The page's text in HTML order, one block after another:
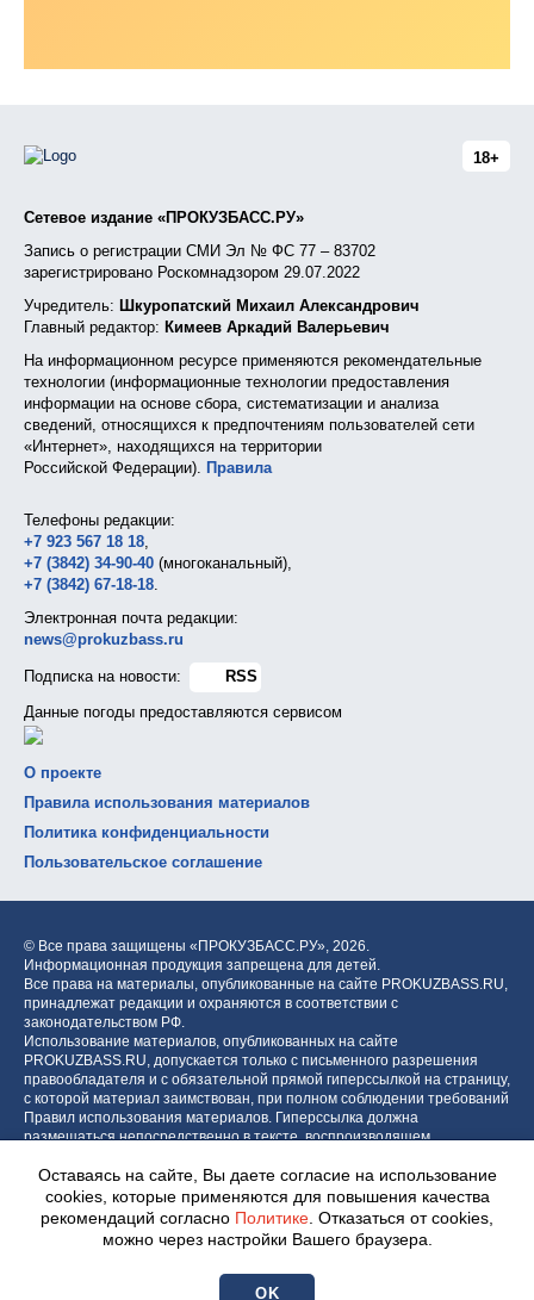
18+
Сетевое издание «ПРОКУЗБАСС.РУ»
Запись о регистрации СМИ Эл № ФС 77 – 83702
зарегистрировано Роскомнадзором 29.07.2022
Учредитель: Шкуропатский Михаил Александрович
Главный редактор: Кимеев Аркадий Валерьевич
На информационном ресурсе применяются рекомендательные
технологии (информационные технологии предоставления
информации на основе сбора, систематизации и анализа
сведений, относящихся к предпочтениям пользователей сети
«Интернет», находящихся на территории
Российской Федерации).
Правила
Телефоны редакции:
+7 923 567 18 18
+7 (3842) 34-90-40 (многоканальный),
+7 (3842) 67-18-18
Электронная почта редакции:
news@prokuzbass.ru
Подписка на новости:
RSS
Данные погоды предоставляются сервисом
О проекте
Правила использования материалов
Политика конфиденциальности
Пользовательское соглашение
© Все права защищены «ПРОКУЗБАСС.РУ», 2026.
Информационная продукция запрещена для детей.
Все права на материалы, опубликованные на сайте PROKUZBASS.RU,
принадлежат редакции и охраняются в соответствии с
законодательством РФ.
Использование материалов, опубликованных на сайте
PROKUZBASS.RU, допускается только с письменного разрешения
правообладателя и с обязательной прямой гиперссылкой на страницу,
с которой материал заимствован, при полном соблюдении требований
Правил использования материалов. Гиперссылка должна
размещаться непосредственно в тексте, воспроизводящем
блока.
Центр интернет-проектов «МОЁ!»
Оставаясь на сайте, Вы даете согласие на использование
cookies, которые применяются для повышения качества
рекомендаций согласно Политике . Отказаться от cookies,
можно через настройки Вашего браузера.
OK